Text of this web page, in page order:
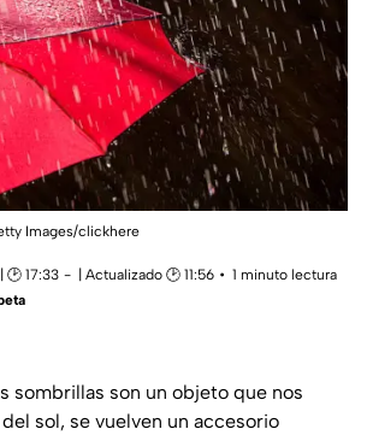
Images/clickhere
17:33 | Actualizado 🕑 11:56
1 minuto lectura
sombrillas son un objeto que nos
sol, se vuelven un accesorio